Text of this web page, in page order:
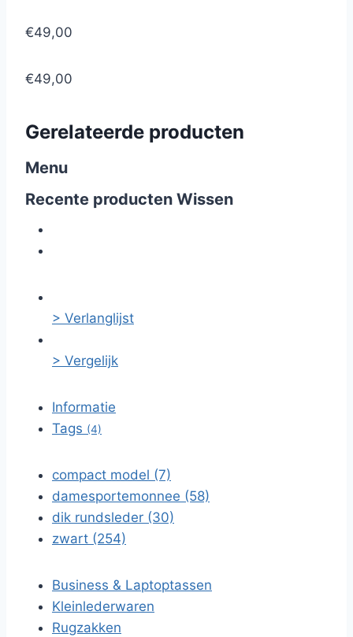
€49,00
€49,00
Gerelateerde producten
Menu
Recente producten Wissen
> Verlanglijst
> Vergelijk
Informatie
Tags (4)
compact model (7)
damesportemonnee (58)
dik rundsleder (30)
zwart (254)
Business & Laptoptassen
Kleinlederwaren
Rugzakken